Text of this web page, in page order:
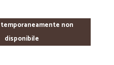
non
disponibile